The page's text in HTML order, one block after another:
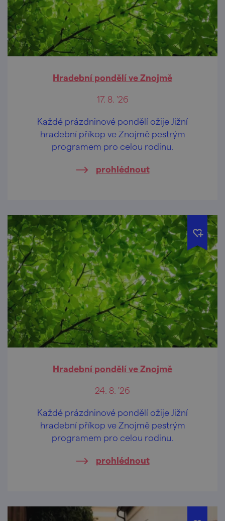
Hradební pondělí ve Znojmě
17. 8. '26
Každé prázdninové pondělí ožije Jižní
hradební příkop ve Znojmě pestrým
programem pro celou rodinu.
prohlédnout
Hradební pondělí ve Znojmě
24. 8. '26
Každé prázdninové pondělí ožije Jižní
hradební příkop ve Znojmě pestrým
programem pro celou rodinu.
prohlédnout